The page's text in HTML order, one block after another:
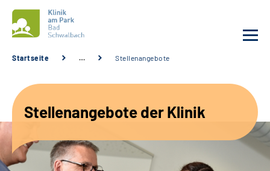
Unsere Angebote
Service
Startseite … Stellenangebote
Stellenangebote der Klinik